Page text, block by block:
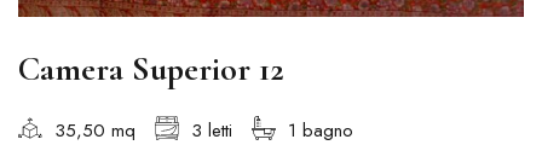
Camera Superior 12
35,50 mq 3 letti 1 bagno